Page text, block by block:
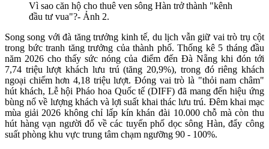
Vì sao căn hộ cho thuê ven sông Hàn trở thành "kênh
đầu tư vua"?- Ảnh 2.
Song song với đà tăng trưởng kinh tế, du lịch vẫn giữ vai trò trụ cột
trong bức tranh tăng trưởng của thành phố. Thống kê 5 tháng đầu
năm 2026 cho thấy sức nóng của điểm đến Đà Nẵng khi đón tới
7,74 triệu lượt khách lưu trú (tăng 20,9%), trong đó riêng khách
ngoại chiếm hơn 4,18 triệu lượt. Đóng vai trò là "thỏi nam châm"
hút khách, Lễ hội Pháo hoa Quốc tế (DIFF) đã mang đến hiệu ứng
bùng nổ về lượng khách và lợi suất khai thác lưu trú. Đêm khai mạc
mùa giải 2026 không chỉ lấp kín khán đài 10.000 chỗ mà còn thu
hút hàng vạn người đổ về các tuyến phố dọc sông Hàn, đẩy công
suất phòng khu vực trung tâm chạm ngưỡng 90 - 100%.